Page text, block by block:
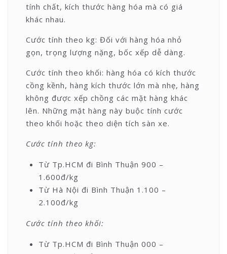
tính chất, kích thước hàng hóa mà có giá
khác nhau.
Cước tính theo kg: Đối với hàng hóa nhỏ
gọn, trọng lượng nặng, bốc xếp dễ dàng.
Cước tính theo khối: hàng hóa có kích thước
cồng kềnh, hàng kích thước lớn mà nhẹ, hàng
không được xếp chồng các mặt hàng khác
lên. Những mặt hàng này buộc tính cước
theo khối hoặc theo diện tích sàn xe.
Cước tính theo kg:
Từ Tp.HCM đi Bình Thuận 900 –
1.600đ/kg
Từ Hà Nội đi Bình Thuận 1.100 –
2.100đ/kg
Cước tính theo khối:
Từ Tp.HCM đi Bình Thuận 000 –